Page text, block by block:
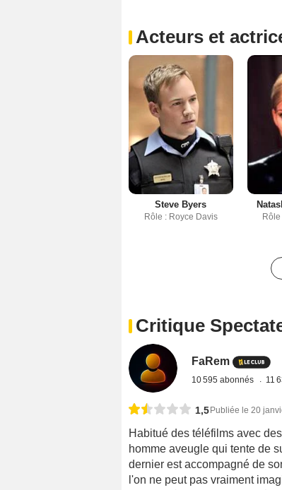
Acteurs et
Steve Byers
Rôle : Royce Davis Rôle
Critique
FaRem
10 595 abonnés 11
1,5Publiée le 20
Habitué des téléfilms avec
homme aveugle qui tente de
dernier est accompagné de
l'on ne peut pas vraiment